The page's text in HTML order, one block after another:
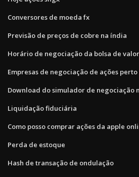
Conversores de moeda fx
Previsão de preços de cobre na índia
Horário de negociação da bolsa de
Empresas de negociação de ações
Download do simulador de negociação
Liquidação fiduciária
Como posso comprar ações da apple
Perda de estoque
Hash de transação de ondulação